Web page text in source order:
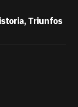
Triunfos